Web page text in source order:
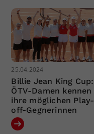
25.04.2024
Billie Jean King Cup:
ÖTV-Damen kennen
ihre möglichen Play-
off-Gegnerinnen